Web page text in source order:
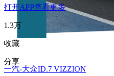
一汽-大众ID.7 VIZZION
打开APP查看更多
1.3万
收藏
分享